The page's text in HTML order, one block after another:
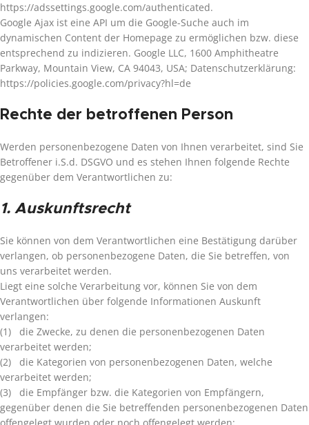
https://adssettings.google.com/authenticated.
Google Ajax ist eine API um die Google-Suche auch im
dynamischen Content der Homepage zu ermöglichen bzw. diese
entsprechend zu indizieren. Google LLC, 1600 Amphitheatre
Parkway, Mountain View, CA 94043, USA; Datenschutzerklärung:
https://policies.google.com/privacy?hl=de
Rechte der betroffenen Person
Werden personenbezogene Daten von Ihnen verarbeitet, sind Sie
Betroffener i.S.d. DSGVO und es stehen Ihnen folgende Rechte
gegenüber dem Verantwortlichen zu:
1. Auskunftsrecht
Sie können von dem Verantwortlichen eine Bestätigung darüber
verlangen, ob personenbezogene Daten, die Sie betreffen, von
uns verarbeitet werden.
Liegt eine solche Verarbeitung vor, können Sie von dem
Verantwortlichen über folgende Informationen Auskunft
verlangen:
(1) die Zwecke, zu denen die personenbezogenen Daten
verarbeitet werden;
(2) die Kategorien von personenbezogenen Daten, welche
verarbeitet werden;
(3) die Empfänger bzw. die Kategorien von Empfängern,
gegenüber denen die Sie betreffenden personenbezogenen Daten